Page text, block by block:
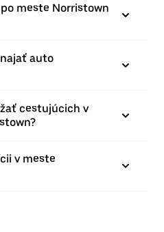
meste Norristown
auto
cestujúcich v
v meste